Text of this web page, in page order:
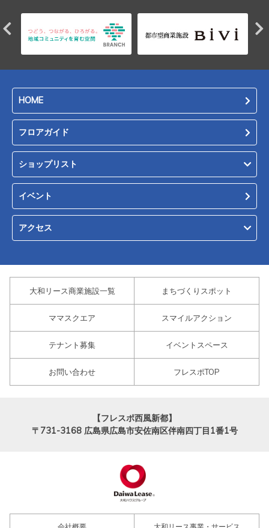
HOME
フロアガイド
ショップリスト
イベント
アクセス
大和リース商業施設一覧 まちづくりスポット
ママスクエア スマイルアクション
テナント募集 イベントスペース
お問い合わせ フレスポTOP
【フレスポ西風新都】
〒731-3168 広島県広島市安佐南区伴南四丁目1番1号